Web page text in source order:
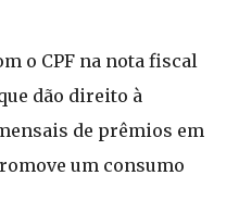
o CPF na nota fiscal
dão direito à
de prêmios em
um consumo